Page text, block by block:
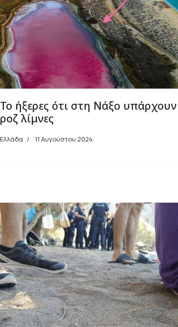
Το ήξερες ότι στη Νάξο υπάρχουν
ροζ λίμνες
Ελλάδα 11 Αυγούστου 2024